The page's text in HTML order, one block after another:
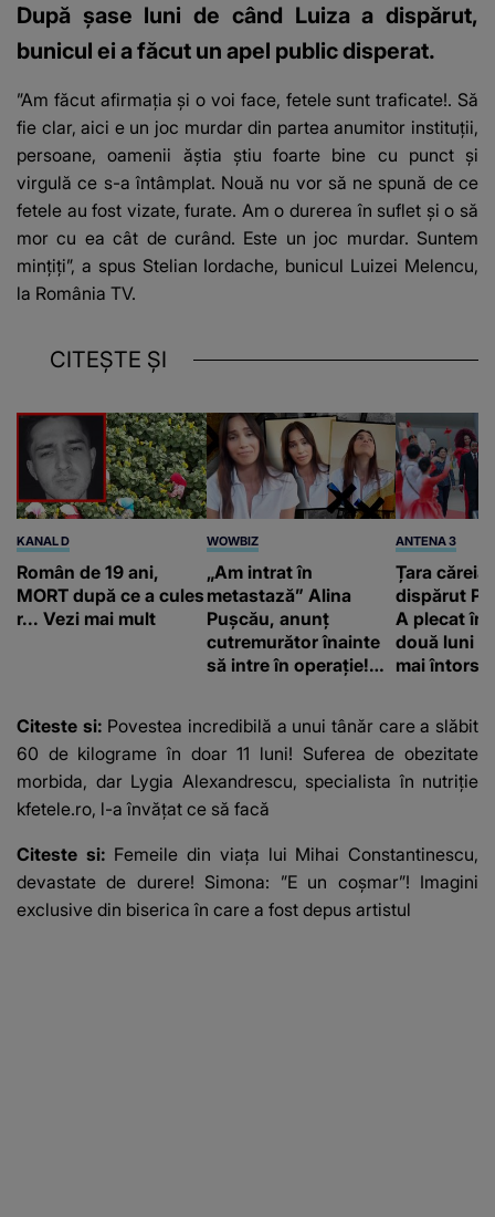
După șase luni de când Luiza a dispărut,
bunicul ei a făcut un apel public disperat.
”Am făcut afirmația și o voi face, fetele sunt traficate!. Să
fie clar, aici e un joc murdar din partea anumitor instituții,
persoane, oamenii ăștia știu foarte bine cu punct și
virgulă ce s-a întâmplat. Nouă nu vor să ne spună de ce
fetele au fost vizate, furate. Am o durerea în suflet și o să
mor cu ea cât de curând. Este un joc murdar. Suntem
mințiți”, a spus Stelian Iordache, bunicul Luizei Melencu,
la România TV.
CITEȘTE ȘI
KANAL D
Român de 19 ani,
MORT după ce a cules
r... Vezi mai mult
WOWBIZ
„Am intrat în
metastază” Alina
Pușcău, anunț
cutremurător înainte
să intre în operație!
fanilor
ANTENA 3
Țara căreia
dispărut
A plecat în
două luni
mai întors
Citeste si: Povestea incredibilă a unui tânăr care a slăbit
60 de kilograme în doar 11 luni! Suferea de obezitate
morbida, dar Lygia Alexandrescu, specialista în nutriție
kfetele.ro, l-a învățat ce să facă
Citeste si: Femeile din viața lui Mihai Constantinescu,
devastate de durere! Simona: ”E un coșmar”! Imagini
exclusive din biserica în care a fost depus artistul